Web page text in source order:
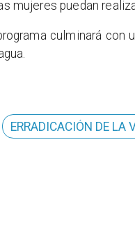
mujeres puedan
culminará con
ERRADICACIÓN DE LA